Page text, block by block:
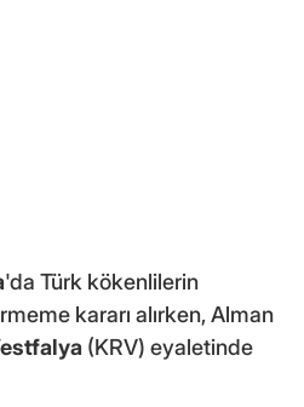
'da Türk kökenlilerin
kararı alırken, Alman
(KRV) eyaletinde